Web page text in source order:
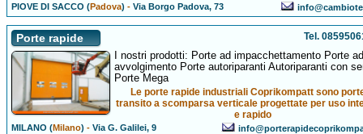
PIOVE DI SACCO (Padova) -Via Borgo Padova, 73
Porte rapide Tel.
I nostri prodotti: Porte ad impacchettamento Porte ad
avvolgimento Porte autoriparanti Autoriparanti con
Porte Mega
Le porte rapide industriali Coprikompatt sono
transito a scomparsa verticale progettate per uso
e rapido
MILANO (Milano) -Via G. Galilei, 9